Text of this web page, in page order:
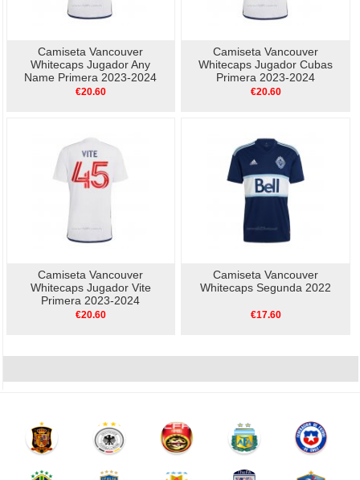
Camiseta Vancouver
Whitecaps Jugador Any
Name Primera 2023-2024
€20.60
Camiseta Vancouver
Whitecaps Jugador Cubas
Primera 2023-2024
€20.60
Camiseta Vancouver
Whitecaps Jugador Vite
Primera 2023-2024
€20.60
Camiseta Vancouver
Whitecaps Segunda 2022
€17.60